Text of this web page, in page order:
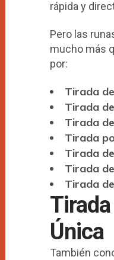
rápida y
Pero las
mucho más
por:
Tirada
Tirada
Tirada
Tirada
Tirada
Tirada
Tirada
Única
También